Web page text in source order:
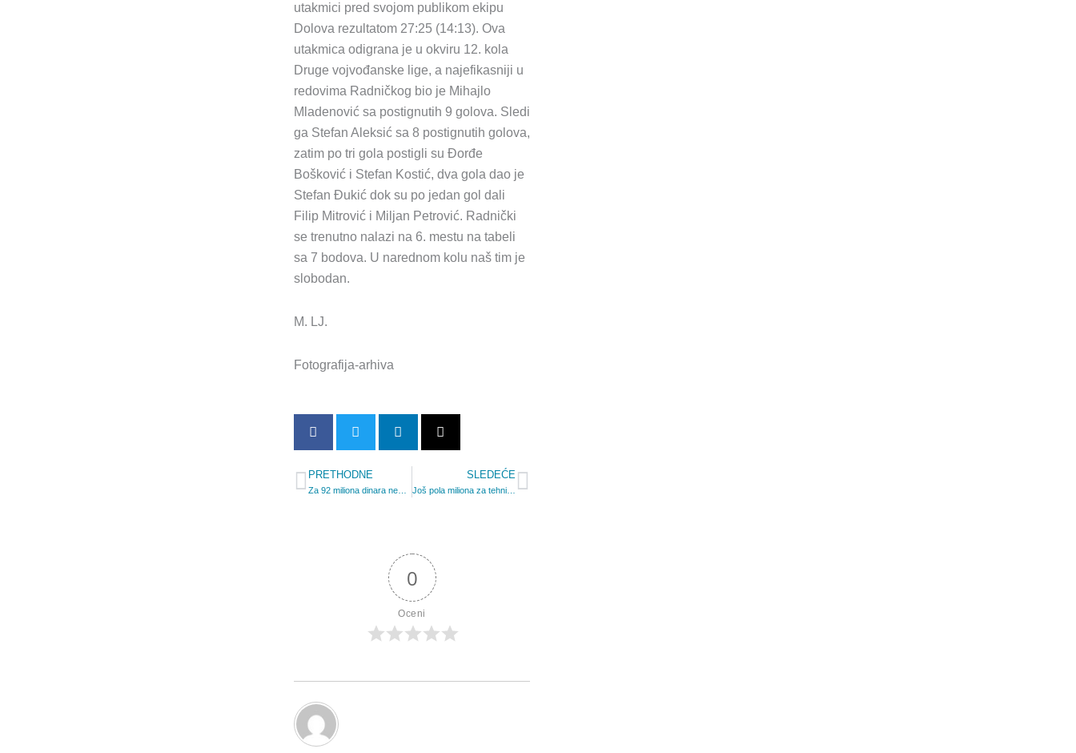
utakmici pred svojom publikom ekipu
Dolova rezultatom 27:25 (14:13). Ova
utakmica odigrana je u okviru 12. kola
Druge vojvođanske lige, a najefikasniji u
redovima Radničkog bio je Mihajlo
Mladenović sa postignutih 9 golova. Sledi
ga Stefan Aleksić sa 8 postignutih golova,
zatim po tri gola postigli su Đorđe
Bošković i Stefan Kostić, dva gola dao je
Stefan Đukić dok su po jedan gol dali
Filip Mitrović i Miljan Petrović. Radnički
se trenutno nalazi na 6. mestu na tabeli
sa 7 bodova. U narednom kolu naš tim je
slobodan.
M. LJ.
Fotografija-arhiva
Prev
PRETHODNE SLEDEĆESledeća
0
Oceni